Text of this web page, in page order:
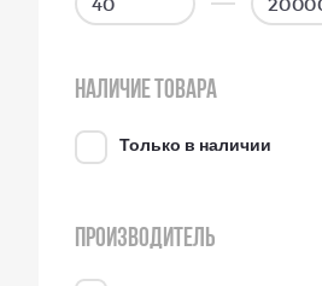
НАЛИЧИЕ ТОВАРА
Только в наличии
ПРОИЗВОДИТЕЛЬ